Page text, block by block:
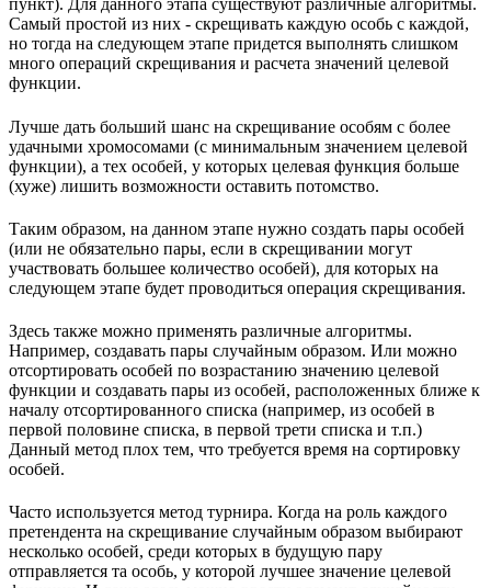
пункт). Для данного этапа существуют различные алгоритмы.
Самый простой из них - скрещивать каждую особь с каждой,
но тогда на следующем этапе придется выполнять слишком
много операций скрещивания и расчета значений целевой
функции.
Лучше дать больший шанс на скрещивание особям с более
удачными хромосомами (с минимальным значением целевой
функции), а тех особей, у которых целевая функция больше
(хуже) лишить возможности оставить потомство.
Таким образом, на данном этапе нужно создать пары особей
(или не обязательно пары, если в скрещивании могут
участвовать большее количество особей), для которых на
следующем этапе будет проводиться операция скрещивания.
Здесь также можно применять различные алгоритмы.
Например, создавать пары случайным образом. Или можно
отсортировать особей по возрастанию значению целевой
функции и создавать пары из особей, расположенных ближе к
началу отсортированного списка (например, из особей в
первой половине списка, в первой трети списка и т.п.)
Данный метод плох тем, что требуется время на сортировку
особей.
Часто используется метод турнира. Когда на роль каждого
претендента на скрещивание случайным образом выбирают
несколько особей, среди которых в будущую пару
отправляется та особь, у которой лучшее значение целевой